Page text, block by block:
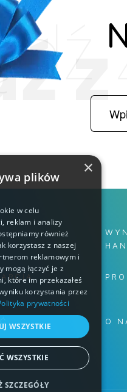
O
×
plików
w celu
reklam i analizy
również
korzystasz z naszej
reklamowym i
mogą łączyć je z
które im przekazałeś
korzystania przez
prywatności
WSZYSTKIE
WSZYSTKIE
SZCZEGÓŁY